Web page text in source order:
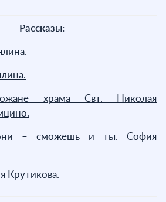
Рассказы:
храма Свт. Николая
– сможешь и ты. София
Крутикова.